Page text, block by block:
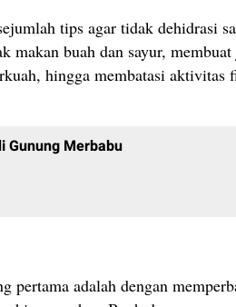
tips agar tidak dehidrasi
makan buah dan sayur,
hingga membatasi aktivitas
Gunung Merbabu
pertama adalah dengan